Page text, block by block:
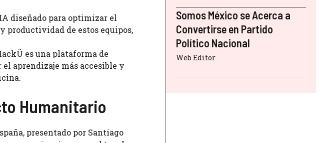
diseñado para optimizar el
productividad de estos equipos,
es una plataforma de
aprendizaje más accesible y
Humanitario
presentado por Santiago
Somos México se Acerca a
Convertirse en Partido
Político Nacional
Web Editor